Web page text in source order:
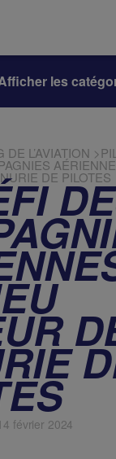
les
DE L’AVIATION >
DE PILOTES
février 2024